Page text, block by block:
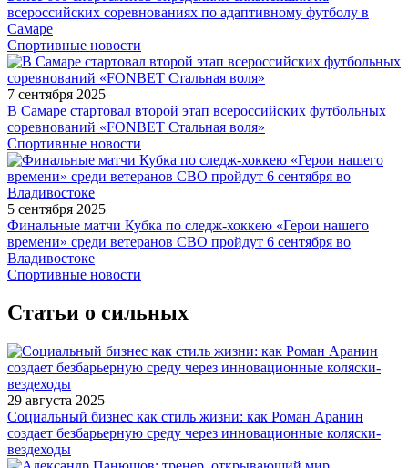
всероссийских соревнованиях по адаптивному футболу в
Самаре
Спортивные новости
7 сентября 2025
В Самаре стартовал второй этап всероссийских футбольных
соревнований «FONBET Стальная воля»
Спортивные новости
5 сентября 2025
Финальные матчи Кубка по следж-хоккею «Герои нашего
времени» среди ветеранов СВО пройдут 6 сентября во
Владивостоке
Спортивные новости
Статьи о сильных
29 августа 2025
Социальный бизнес как стиль жизни: как Роман Аранин
создает безбарьерную среду через инновационные коляски-
вездеходы